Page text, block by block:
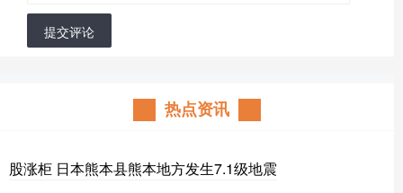
提交评论
热点资讯
股涨柜 日本熊本县熊本地方发生7.1级地震